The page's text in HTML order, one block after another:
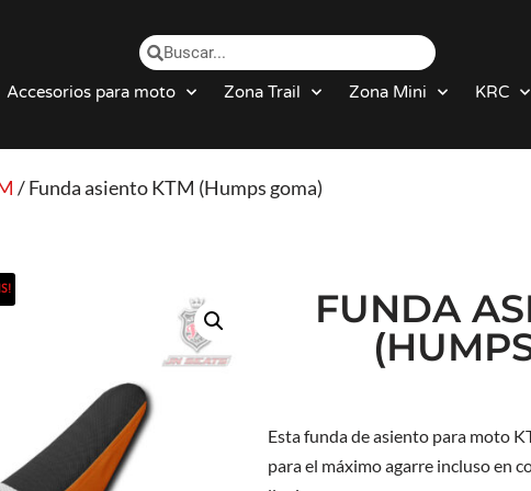
Accesorios para moto Zona Trail Zona Mini KRC
/ Funda asiento KTM (Humps goma)
FUNDA
Esta funda de asiento para moto
para el máximo agarre incluso en